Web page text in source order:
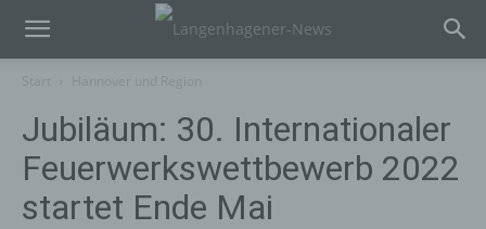
Jubiläum: 30. Internationaler
Feuerwerkswettbewerb 2022
startet Ende Mai